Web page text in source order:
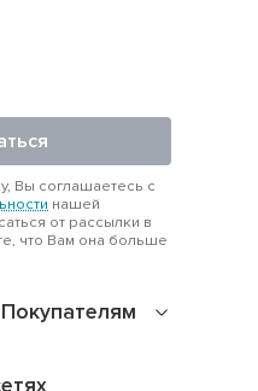
Покупателям
Вы соглашаетесь с
нашей
от рассылки в
что Вам она больше